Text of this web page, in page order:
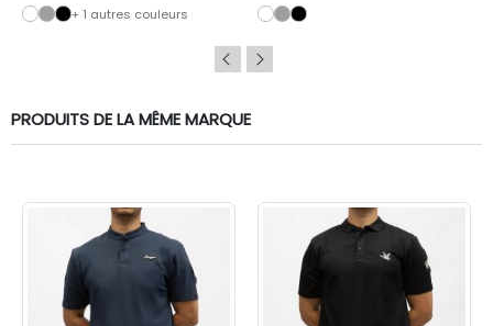
+ 1 autres couleurs
PRODUITS DE LA MÊME MARQUE